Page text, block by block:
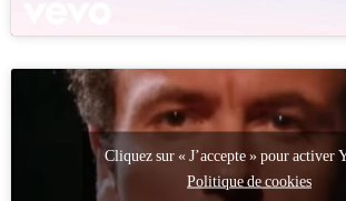
Cliquez sur « J’accepte » pour activer
Politique de cookies